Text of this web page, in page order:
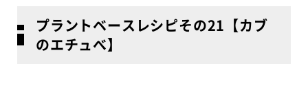
プラントベースレシピその21【カブ
のエチュべ】